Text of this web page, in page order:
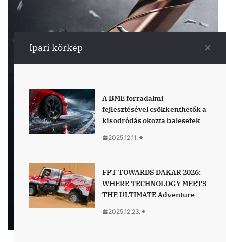
Ipari körkép
A BME forradalmi
fejlesztésével csökkenthetők a
kisodródás okozta balesetek
2025.12.11.
FPT TOWARDS DAKAR 2026:
WHERE TECHNOLOGY MEETS
THE ULTIMATE Adventure
2025.12.23.